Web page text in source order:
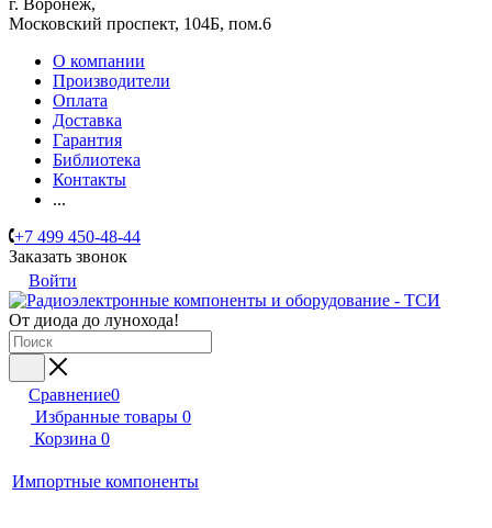
г. Воронеж,
​Московский проспект, 104Б, пом.6
О компании
Производители
Оплата
Доставка
Гарантия
Библиотека
Контакты
...
+7 499 450-48-44
Заказать звонок
Войти
От диода до лунохода!
Сравнение0
Избранные товары 0
Корзина 0
Импортные компоненты